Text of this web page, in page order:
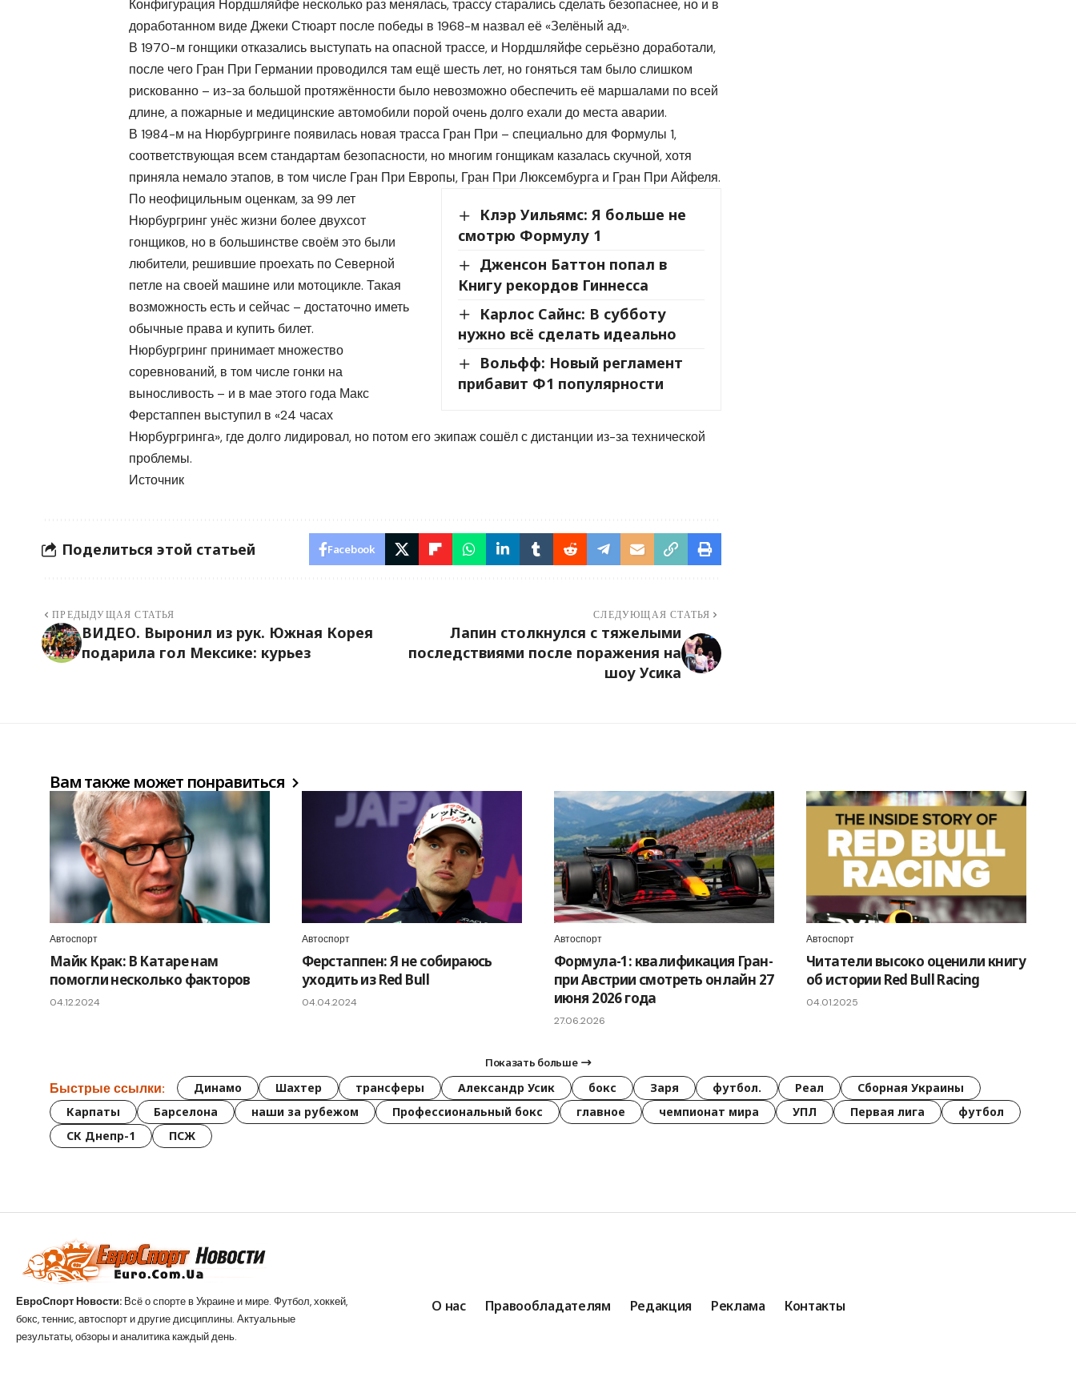
Конфигурация Нордшляйфе несколько раз менялась, трассу старались сделать безопаснее, но и в
доработанном виде Джеки Стюарт после победы в 1968-м назвал её «Зелёный ад».
В 1970-м гонщики отказались выступать на опасной трассе, и Нордшляйфе серьёзно доработали,
после чего Гран При Германии проводился там ещё шесть лет, но гоняться там было слишком
рискованно – из-за большой протяжённости было невозможно обеспечить её маршалами по всей
длине, а пожарные и медицинские автомобили порой очень долго ехали до места аварии.
В 1984-м на Нюрбургринге появилась новая трасса Гран При – специально для Формулы 1,
соответствующая всем стандартам безопасности, но многим гонщикам казалась скучной, хотя
приняла немало этапов, в том числе Гран При Европы, Гран При Люксембурга и Гран При Айфеля.
Клэр Уильямс: Я больше не
смотрю Формулу 1
Дженсон Баттон попал в
Книгу рекордов Гиннесса
Карлос Сайнс: В субботу
нужно всё сделать идеально
Вольфф: Новый регламент
прибавит Ф1 популярности
По неофицильным оценкам, за 99 лет
Нюрбургринг унёс жизни более двухсот
гонщиков, но в большинстве своём это были
любители, решившие проехать по Северной
петле на своей машине или мотоцикле. Такая
возможность есть и сейчас – достаточно иметь
обычные права и купить билет.
Нюрбургринг принимает множество
соревнований, в том числе гонки на
выносливость – и в мае этого года Макс
Ферстаппен выступил в «24 часах
Нюрбургринга», где долго лидировал, но потом его экипаж сошёл с дистанции из-за технической
проблемы.
Источник
Поделиться этой статьей Facebook
ПРЕДЫДУЩАЯ СТАТЬЯ
ВИДЕО. Выронил из рук. Южная Корея
подарила гол Мексике: курьез
СЛЕДУЮЩАЯ СТАТЬЯ
Лапин столкнулся с тяжелыми
последствиями после поражения на
шоу Усика
Вам также может понравиться
Автоспорт
Майк Крак: В Катаре нам
помогли несколько факторов
04.12.2024
Автоспорт
Ферстаппен: Я не собираюсь
уходить из Red Bull
04.04.2024
Автоспорт
Формула-1: квалификация Гран-
при Австрии смотреть онлайн 27
июня 2026 года
27.06.2026
Автоспорт
Читатели высоко оценили книгу
об истории Red Bull Racing
04.01.2025
Показать больше
Быстрые ссылки: Динамо Шахтер трансферы Александр Усик бокс Заря футбол. Реал
Сборная Украины
Карпаты
Барселона наши за рубежом Профессиональный бокс главное чемпионат мира УПЛ Первая лига
футбол
СК Днепр-1
ПСЖ
ЕвроСпорт Новости: Всё о спорте в Украине и мире. Футбол, хоккей,
бокс, теннис, автоспорт и другие дисциплины. Актуальные
результаты, обзоры и аналитика каждый день.
О нас Правообладателям Редакция Реклама Контакты